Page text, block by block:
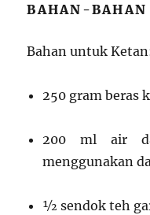
BAHAN-
Bahan untuk
250 gram beras
200 ml air
menggunakan
½ sendok teh